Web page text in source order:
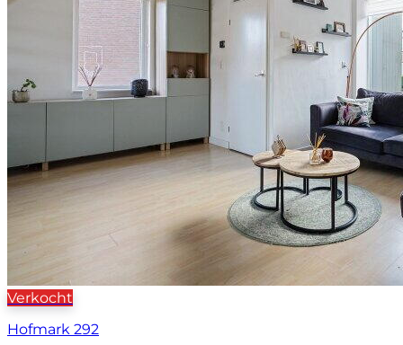
Verkocht
Hofmark 292